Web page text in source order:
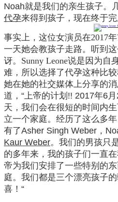
Noah就是我们的亲生孩子。
代孕来得到孩子 ，现在终于
事实上，这位女演员在2017年
一天她会教孩子走路。 听到
讶。 Sunny Leone说是因为自
难 ， 所以选择了代孕这种比
她在她的社交媒体上分享的
道， “上帝的计划!! 2017年6
天，我们会在很短的时间内
立一个家庭。 经历了这么多年
有了Asher Singh Weber，
Kaur Weber。我们的男孩只
的多年来 ， 我的孩子们一直
帝为我们安排了一些特别的
庭。我们都是三个漂亮孩子
喜！ “